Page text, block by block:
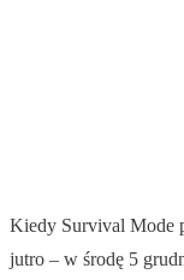
Kiedy Survival Mode
jutro – w środę 5